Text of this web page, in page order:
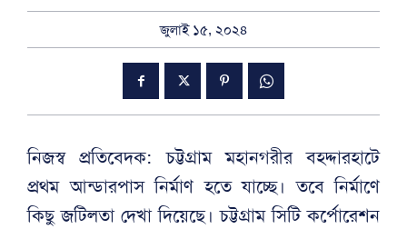
জুলাই ১৫, ২০২৪
নিজস্ব প্রতিবেদক: চট্টগ্রাম মহানগরীর বহদ্দারহাটে
প্রথম আন্ডারপাস নির্মাণ হতে যাচ্ছে। তবে নির্মাণে
কিছু জটিলতা দেখা দিয়েছে। চট্টগ্রাম সিটি কর্পোরেশন